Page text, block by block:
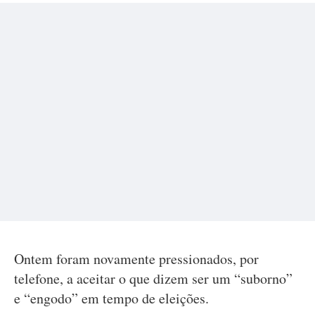
Ontem foram novamente pressionados, por
telefone, a aceitar o que dizem ser um “suborno”
e “engodo” em tempo de eleições.